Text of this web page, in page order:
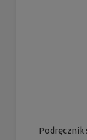
Podręcznik